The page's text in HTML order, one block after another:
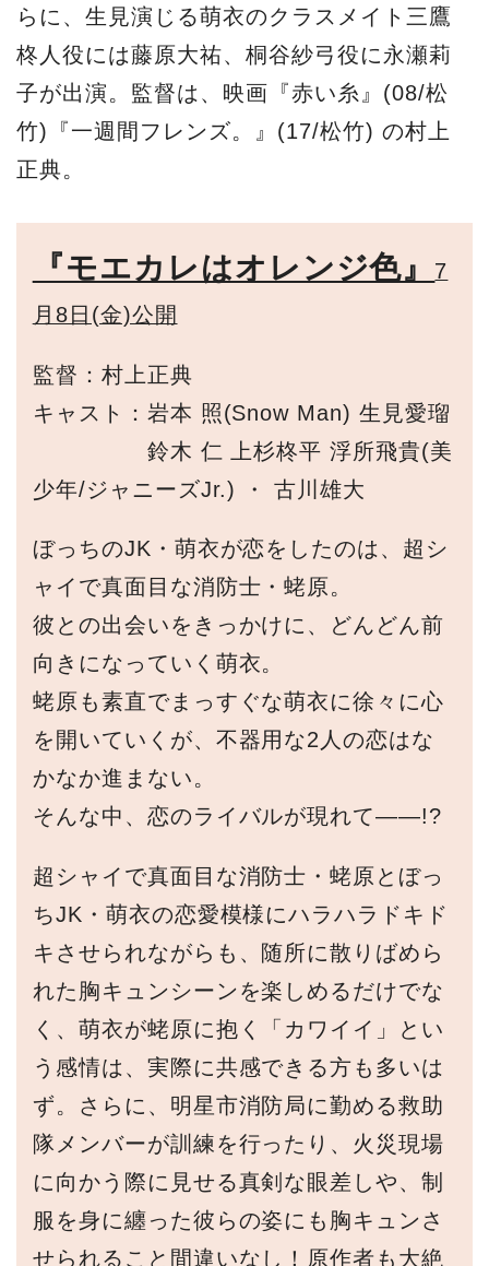
らに、生見演じる萌衣のクラスメイト三鷹
柊人役には藤原大祐、桐谷紗弓役に永瀬莉
子が出演。監督は、映画『赤い糸』(08/松
竹)『一週間フレンズ。』(17/松竹) の村上
正典。
『モエカレはオレンジ色』
7
月8日(金)公開
監督：村上正典
キャスト：岩本 照(Snow Man) 生見愛瑠
鈴木 仁 上杉柊平 浮所飛貴(美
少年/ジャニーズJr.) ・ 古川雄大
ぼっちのJK・萌衣が恋をしたのは、超シ
ャイで真面目な消防士・蛯原。
彼との出会いをきっかけに、どんどん前
向きになっていく萌衣。
蛯原も素直でまっすぐな萌衣に徐々に心
を開いていくが、不器用な2人の恋はな
かなか進まない。
そんな中、恋のライバルが現れて――!?
超シャイで真面目な消防士・蛯原とぼっ
ちJK・萌衣の恋愛模様にハラハラドキド
キさせられながらも、随所に散りばめら
れた胸キュンシーンを楽しめるだけでな
く、萌衣が蛯原に抱く「カワイイ」とい
う感情は、実際に共感できる方も多いは
ず。さらに、明星市消防局に勤める救助
隊メンバーが訓練を行ったり、火災現場
に向かう際に見せる真剣な眼差しや、制
服を身に纏った彼らの姿にも胸キュンさ
せられること間違いなし！原作者も大絶